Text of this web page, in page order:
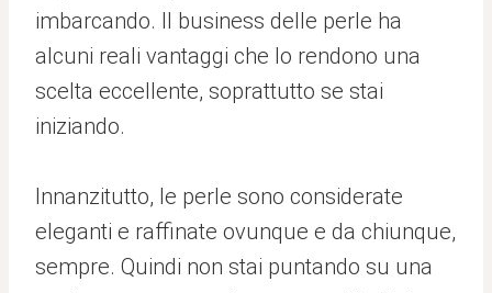
imbarcando. Il business delle perle ha
alcuni reali vantaggi che lo rendono una
scelta eccellente, soprattutto se stai
iniziando.
Innanzitutto, le perle sono considerate
eleganti e raffinate ovunque e da chiunque,
sempre. Quindi non stai puntando su una